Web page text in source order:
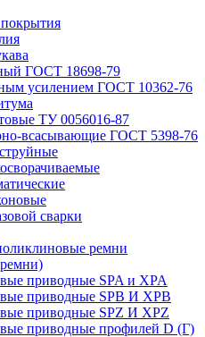
ГОСТ 18698-79
усилением ГОСТ 10362-76
ТУ 0056016-87
всасывающие ГОСТ 5398-76
сварки
ремни
приводные SPA и XPA
приводные SPB И XPB
приводные SPZ И XPZ
приводные профилей D (Г)